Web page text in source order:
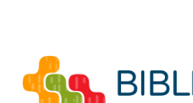
conteúdo
principal